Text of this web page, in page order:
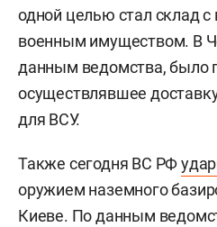
одной целью стал склад
военным имуществом. В
данным ведомства, было
осуществлявшее
для ВСУ.
Также сегодня ВС РФ
оружием наземного
Киеве. По данным